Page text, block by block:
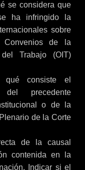
se considera que
ha infringido la
sobre
Convenios de la
del Trabajo (OIT)
qué consiste el
del precedente
o de la
de la Corte
de la causal
contenida en la
Indicar si el